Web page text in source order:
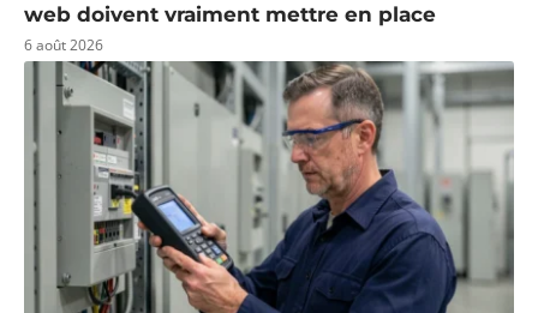
web doivent vraiment mettre en place
6 août 2026